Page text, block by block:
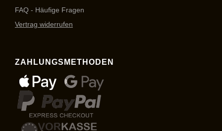
FAQ - Häufige Fragen
Vertrag widerrufen
ZAHLUNGSMETHODEN